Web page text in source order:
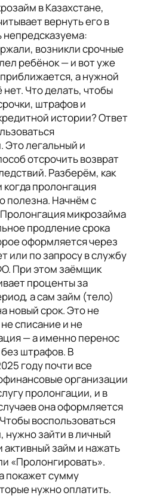
в Казахстане,
вернуть его в
непредсказуема:
возникли срочные
ребёнок — и вот уже
а нужной
Что делать, чтобы
штрафов и
истории? Ответ
Это легальный и
отсрочить возврат
Разберём, как
когда пролонгация
полезна. Начнём с
микрозайма
продление срока
оформляется через
или по запросу в службу
При этом заёмщик
проценты за
а сам займ (тело)
новый срок. Это не
списание и не
— а именно перенос
штрафов. В
году почти все
организации
пролонгации, и в
она оформляется
воспользоваться
нужно зайти в личный
активный займ и нажать
«Пролонгировать».
покажет сумму
нужно оплатить.